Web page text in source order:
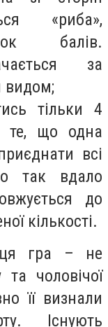
«риба»,
балів.
за
видом;
тільки 4
те, що одна
всі
так вдало
до
кількості.
гра – не
чоловічої
її визнали
Існують